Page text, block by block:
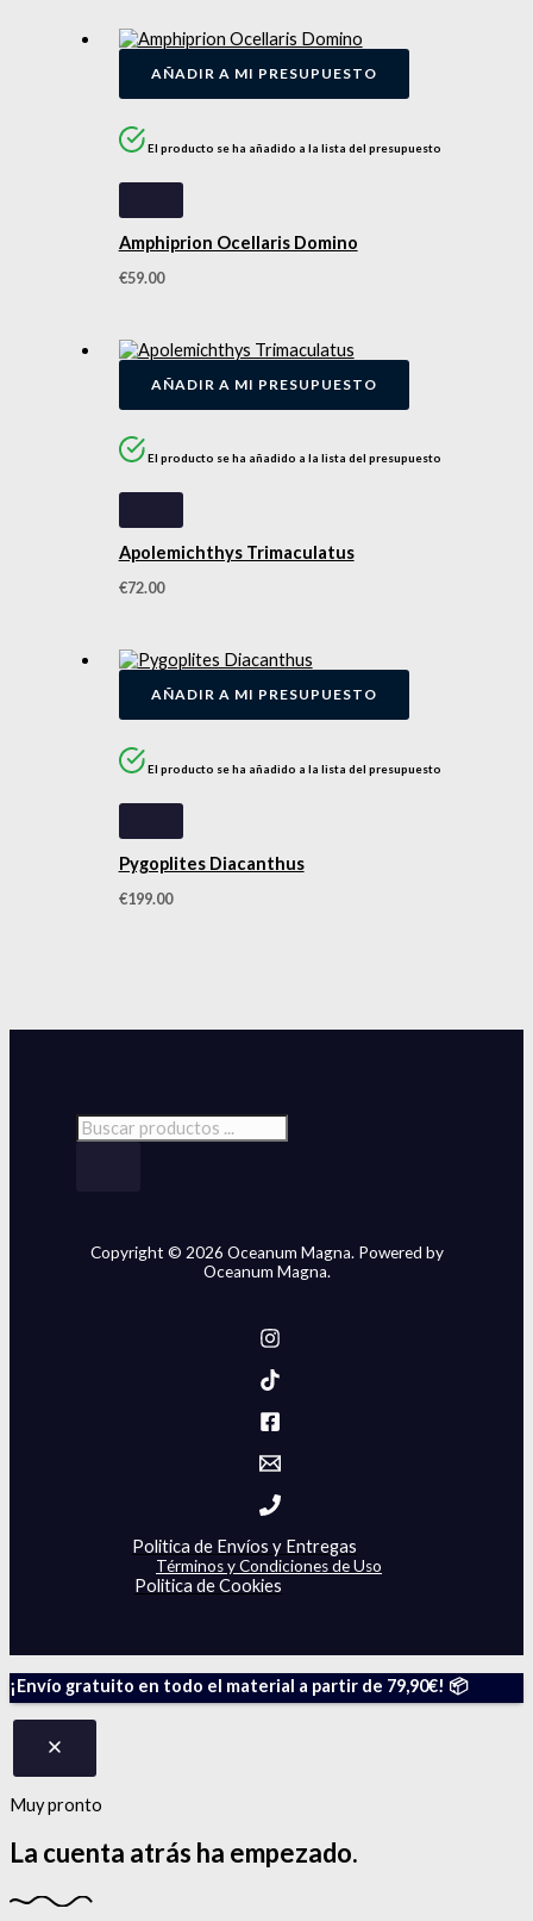
AÑADIR A MI PRESUPUESTO
El producto se ha añadido a la lista del presupuesto
Amphiprion Ocellaris Domino
€59.00
AÑADIR A MI PRESUPUESTO
El producto se ha añadido a la lista del presupuesto
Apolemichthys Trimaculatus
€72.00
AÑADIR A MI PRESUPUESTO
El producto se ha añadido a la lista del presupuesto
Pygoplites Diacanthus
€199.00
Copyright © 2026 Oceanum Magna. Powered by
Oceanum Magna.
Politica de Envíos y Entregas
Términos y Condiciones de Uso
Politica de Cookies
¡Envío gratuito en todo el material a partir de 79,90€! 📦
Muy pronto
La cuenta atrás ha empezado.